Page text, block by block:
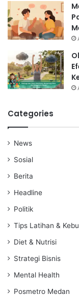
Categories
News
Sosial
Berita
Headline
Politik
Tips Latihan &
Diet & Nutrisi
Strategi Bisnis
Mental Health
Posmetro Medan